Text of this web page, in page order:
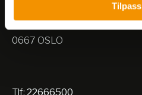
Tilpass
0667 OSLO
Tlf: 22666500